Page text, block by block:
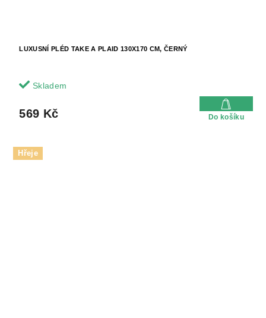
LUXUSNÍ PLÉD TAKE A PLAID 130X170 CM, ČERNÝ
Skladem
569 Kč Do košíku
Hřeje